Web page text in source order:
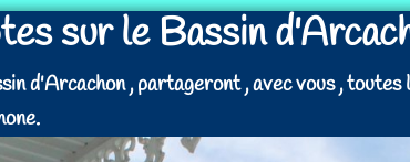
sur le Bassin
d'Arcachon , partageront , avec vous ,